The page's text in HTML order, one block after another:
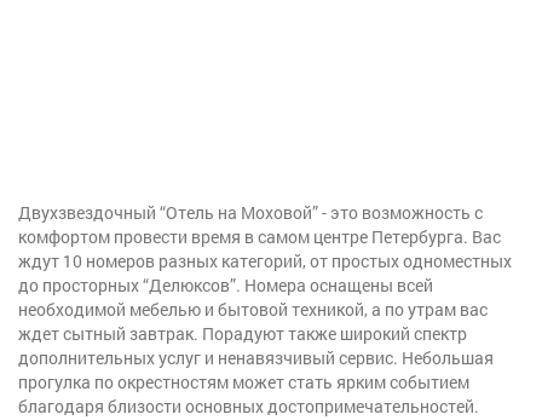
Двухзвездочный “Отель на Моховой” - это возможность с
комфортом провести время в самом центре Петербурга. Вас
ждут 10 номеров разных категорий, от простых одноместных
до просторных “Делюксов”. Номера оснащены всей
необходимой мебелью и бытовой техникой, а по утрам вас
ждет сытный завтрак. Порадуют также широкий спектр
дополнительных услуг и ненавязчивый сервис. Небольшая
прогулка по окрестностям может стать ярким событием
благодаря близости основных достопримечательностей.